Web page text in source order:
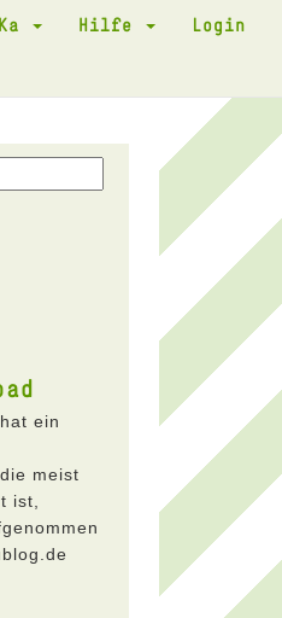
Hilfe Login
ein
meist
ist,